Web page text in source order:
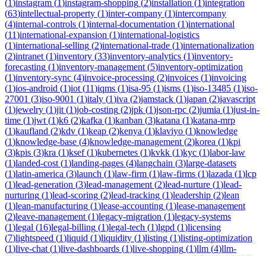
(1)instagram (1)instagram-shopping (2)installation (1)integration
(63)intellectual-property (1)inter-company (1)intercompany
(4)internal-controls (1)internal-documentation (1)international
(11)international-expansion (1)international-logistics
(1)international-selling (2)international-trade (1)internationalization
(2)intranet (1)inventory (33)inventory-analytics (1)inventory-
forecasting (1)inventory-management (5)inventory-optimization
(1)inventory-sync (4)invoice-processing (2)invoices (1)invoicing
(1)ios-android (1)iot (11)iqms (1)isa-95 (1)isms (1)iso-13485 (1)iso-
27001 (3)iso-9001 (1)italy (1)iva (2)jamstack (1)japan (2)javascript
(1)jewelry (1)jit (1)job-costing (2)jpk (1)json-rpc (2)jumia (1)just-in-
time (1)jwt (1)k6 (2)kafka (1)kanban (3)katana (1)katana-mrp
(1)kaufland (2)kdv (1)keap (2)kenya (1)klaviyo (1)knowledge
(1)knowledge-base (4)knowledge-management (2)korea (1)kpi
(3)kpis (3)kra (1)ksef(1)kubernetes (1)kvkk (1)kyc (1)labor-law
(1)landed-cost (1)landing-pages (4)langchain (3)large-datasets
(1)latin-america (3)launch (1)law-firm (1)law-firms (1)lazada (1)lcp
(1)lead-generation (3)lead-management (2)lead-nurture (1)lead-
nurturing (1)lead-scoring (2)lead-tracking (1)leadership (2)lean
(1)lean-manufacturing (1)lease-accounting (1)lease-management
(2)leave-management (1)legacy-migration (1)legacy-systems
(1)legal (16)legal-billing (1)legal-tech (1)lgpd (1)licensing
(7)lightspeed (1)liquid (1)liquidity (1)listing (1)listing-optimization
(1)live-chat (1)live-dashboards (1)live-shopping (1)llm (4)llm-